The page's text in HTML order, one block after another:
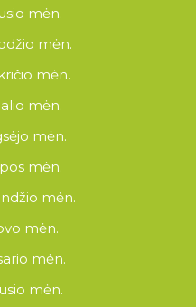
mėn.
mėn.
mėn.
mėn.
mėn.
mėn.
mėn.
mėn.
mėn.
mėn.